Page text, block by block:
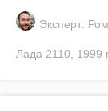
Эксперт:
Лада 2110 1999